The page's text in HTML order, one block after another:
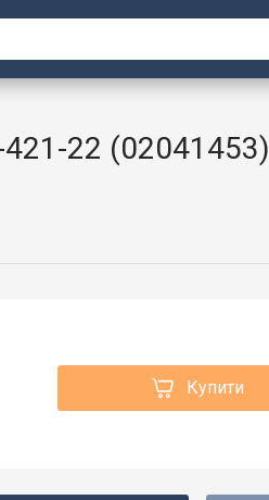
421-22 (02041453)
Купити